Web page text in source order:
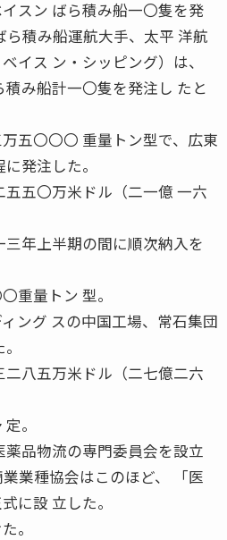
スン ばら積み船一〇隻を発
積み船運航大手、太平 洋航
イス ン・シッピング）は、
み船計一〇隻を発注し たと
五〇〇〇 重量トン型で、広東
発注した。
五〇万米ドル（二一億 一六
年上半期の間に順次納入を
重量トン 型。
ング スの中国工場、常石集団
八五万米ドル（二七億二六
。
薬品物流の専門委員会を設立
業種協会はこのほど、 「医
に設 立した。
。